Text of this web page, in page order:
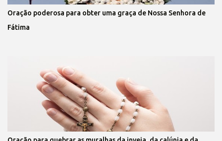
Oração poderosa para obter uma graça de Nossa Senhora de
Fátima